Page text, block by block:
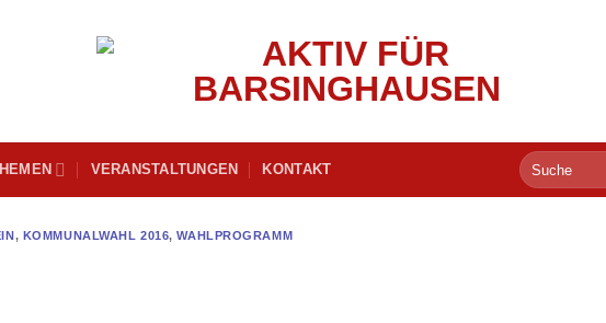
VERANSTALTUNGEN KONTAKT
, KOMMUNALWAHL 2016,WAHLPROGRAMM